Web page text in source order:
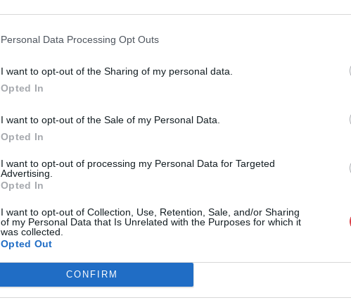
Personal Data Processing Opt Outs
I want to opt-out of the Sharing of my personal data.
Opted In
I want to opt-out of the Sale of my Personal Data.
Opted In
I want to opt-out of processing my Personal Data for Targeted
Advertising.
Opted In
I want to opt-out of Collection, Use, Retention, Sale, and/or Sharing
of my Personal Data that Is Unrelated with the Purposes for which it
was collected.
Opted Out
CONFIRM
Bemutatkozás: Magas színvonalú festmények
ékszerek, néprajzi tárgyak értékesítése és
értékbecslés. Árveréseinkre a tárgyfelvétel
GALÉRIA TOVÁBBI MŰTÁRGYAI